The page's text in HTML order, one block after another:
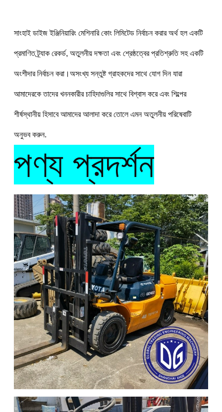
সাংহাই ডাইজ ইঞ্জিনিয়ারিং মেশিনারি কোং লিমিটেড নির্বাচন করার অর্থ হল একটি
প্রমাণিত ট্র্যাক রেকর্ড, অতুলনীয় দক্ষতা এবং শ্রেষ্ঠত্বের প্রতিশ্রুতি সহ একটি
অংশীদার নির্বাচন করা।অসংখ্য সন্তুষ্ট গ্রাহকদের সাথে যোগ দিন যারা
আমাদেরকে তাদের খননকারীর চাহিদাগুলির সাথে বিশ্বাস করে এবং শিল্পের
শীর্ষস্থানীয় হিসাবে আমাদের আলাদা করে তোলে এমন অতুলনীয় পরিষেবাটি
অনুভব করুন.
পণ্য প্রদর্শন